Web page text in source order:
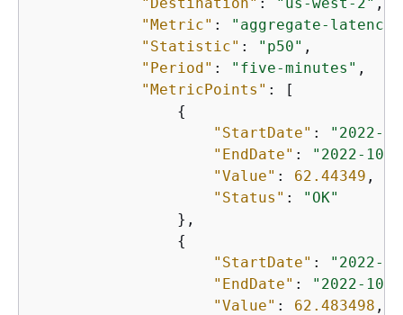
"Metric" : "aggregate-latency"
"Statistic" : "p50" ,
"Period" : "five-minutes" ,
"MetricPoints" : [
{
"StartDate" :
"2022-
"EndDate" :
"2022-10-
"Value" : 62.44349 ,
"Status" :
"OK"
                },
{
"StartDate" :
"2022-
"EndDate" :
"2022-10-
"Value" : 62.483498 ,